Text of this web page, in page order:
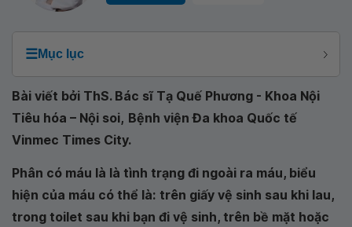
☰Mục lục
Bài viết bởi ThS. Bác sĩ Tạ Quế Phương - Khoa Nội
Tiêu hóa – Nội soi, Bệnh viện Đa khoa Quốc tế
Vinmec Times City.
Phân có máu là là tình trạng đi ngoài ra máu, biểu
hiện của máu có thể là: trên giấy vệ sinh sau khi lau,
trong toilet sau khi bạn đi vệ sinh, trên bề mặt hoặc